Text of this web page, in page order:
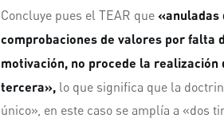
Concluye pues el TEAR que «anuladas
comprobaciones de valores por falta
motivación, no procede la realización
tercera», lo que significa que la
único», en este caso se amplía a «dos